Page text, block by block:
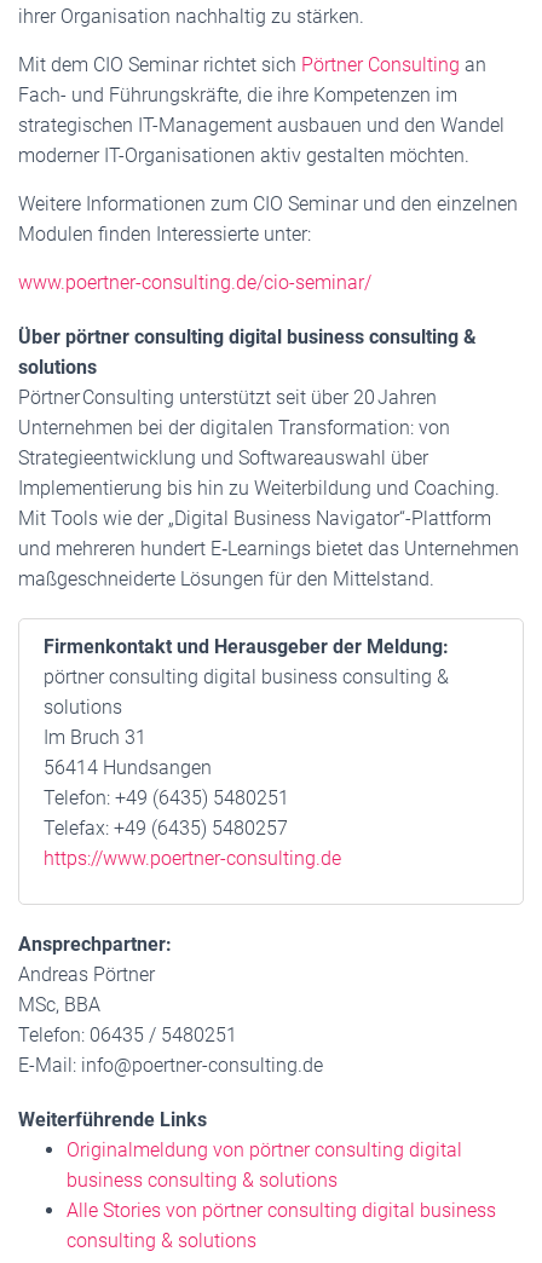
ihrer Organisation nachhaltig zu stärken.
Mit dem CIO Seminar richtet sich Pörtner Consulting an
Fach- und Führungskräfte, die ihre Kompetenzen im
strategischen IT-Management ausbauen und den Wandel
moderner IT-Organisationen aktiv gestalten möchten.
Weitere Informationen zum CIO Seminar und den einzelnen
Modulen finden Interessierte unter:
www.poertner-consulting.de/cio-seminar/
Über pörtner consulting digital business consulting &
solutions
Pörtner Consulting unterstützt seit über 20 Jahren
Unternehmen bei der digitalen Transformation: von
Strategieentwicklung und Softwareauswahl über
Implementierung bis hin zu Weiterbildung und Coaching.
Mit Tools wie der „Digital Business Navigator“-Plattform
und mehreren hundert E‑Learnings bietet das Unternehmen
maßgeschneiderte Lösungen für den Mittelstand.
Firmenkontakt und Herausgeber der Meldung:
pörtner consulting digital business consulting &
solutions
Im Bruch 31
56414 Hundsangen
Telefon: +49 (6435) 5480251
Telefax: +49 (6435) 5480257
https://www.poertner-consulting.de
Ansprechpartner:
Andreas Pörtner
MSc, BBA
Telefon: 06435 / 5480251
E-Mail: info@poertner-consulting.de
Weiterführende Links
Originalmeldung von pörtner consulting digital
business consulting & solutions
Alle Stories von pörtner consulting digital business
consulting & solutions